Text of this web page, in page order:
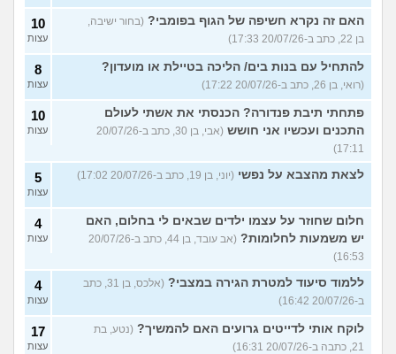
האם זה נקרא חשיפה של הגוף בפומבי? (בחור ישיבה,
בן 22, כתב ב-20/07/26 17:33)
10
עצות
להתחיל עם בנות בים/ הליכה בטיילת או מועדון?
(רואי, בן 26, כתב ב-20/07/26 17:22)
8
עצות
פתחתי תיבת פנדורה? הכנסתי את אשתי לעולם
התכנים ועכשיו אני חושש
(אבי, בן 30, כתב ב-20/07/26
17:11)
10
עצות
לצאת מהצבא על נפשי (יוני, בן 19, כתב ב-20/07/26 17:02) 5
עצות
חלום שחוזר על עצמו ילדים שבאים לי בחלום, האם
יש משמעות לחלומות?
(אב עובד, בן 44, כתב ב-20/07/26
16:53)
4
עצות
ללמוד סיעוד למטרת הגירה במצבי?
(אלכס, בן 31, כתב
ב-20/07/26 16:42)
4
עצות
לוקח אותי לדייטים גרועים האם להמשיך? (נטע, בת
21, כתבה ב-20/07/26 16:31)
17
עצות